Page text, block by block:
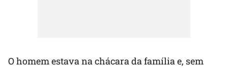
O homem estava na chácara da família e, sem